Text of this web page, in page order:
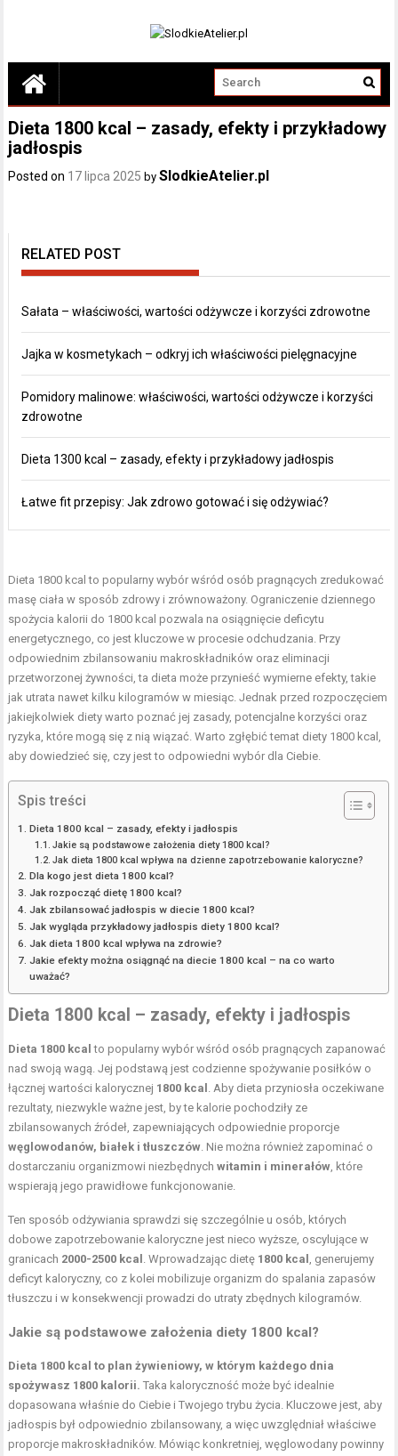
Dieta 1800 kcal – zasady, efekty i przykładowy
jadłospis
Posted on 17 lipca 2025 bySlodkieAtelier.pl
RELATED POST
Sałata – właściwości, wartości odżywcze i korzyści zdrowotne
Jajka w kosmetykach – odkryj ich właściwości pielęgnacyjne
Pomidory malinowe: właściwości, wartości odżywcze i korzyści
zdrowotne
Dieta 1300 kcal – zasady, efekty i przykładowy jadłospis
Łatwe fit przepisy: Jak zdrowo gotować i się odżywiać?
Dieta 1800 kcal to popularny wybór wśród osób pragnących zredukować
masę ciała w sposób zdrowy i zrównoważony. Ograniczenie dziennego
spożycia kalorii do 1800 kcal pozwala na osiągnięcie deficytu
energetycznego, co jest kluczowe w procesie odchudzania. Przy
odpowiednim zbilansowaniu makroskładników oraz eliminacji
przetworzonej żywności, ta dieta może przynieść wymierne efekty, takie
jak utrata nawet kilku kilogramów w miesiąc. Jednak przed rozpoczęciem
jakiejkolwiek diety warto poznać jej zasady, potencjalne korzyści oraz
ryzyka, które mogą się z nią wiązać. Warto zgłębić temat diety 1800 kcal,
aby dowiedzieć się, czy jest to odpowiedni wybór dla Ciebie.
Spis treści
Dieta 1800 kcal – zasady, efekty i jadłospis
Jakie są podstawowe założenia diety 1800 kcal?
Jak dieta 1800 kcal wpływa na dzienne zapotrzebowanie kaloryczne?
Dla kogo jest dieta 1800 kcal?
Jak rozpocząć dietę 1800 kcal?
Jak zbilansować jadłospis w diecie 1800 kcal?
Jak wygląda przykładowy jadłospis diety 1800 kcal?
Jak dieta 1800 kcal wpływa na zdrowie?
Jakie efekty można osiągnąć na diecie 1800 kcal – na co warto
uważać?
Dieta 1800 kcal – zasady, efekty i jadłospis
Dieta 1800 kcal to popularny wybór wśród osób pragnących zapanować
nad swoją wagą. Jej podstawą jest codzienne spożywanie posiłków o
łącznej wartości kalorycznej 1800 kcal . Aby dieta przyniosła oczekiwane
rezultaty, niezwykle ważne jest, by te kalorie pochodziły ze
zbilansowanych źródeł, zapewniających odpowiednie proporcje
węglowodanów, białek i tłuszczów. Nie można również zapominać o
dostarczaniu organizmowi niezbędnychwitamin i minerałów, które
wspierają jego prawidłowe funkcjonowanie.
Ten sposób odżywiania sprawdzi się szczególnie u osób, których
dobowe zapotrzebowanie kaloryczne jest nieco wyższe, oscylujące w
granicach 2000-2500 kcal . Wprowadzając dietę 1800 kcal , generujemy
deficyt kaloryczny, co z kolei mobilizuje organizm do spalania zapasów
tłuszczu i w konsekwencji prowadzi do utraty zbędnych kilogramów.
Jakie są podstawowe założenia diety 1800 kcal?
Dieta 1800 kcal to plan żywieniowy, w którym każdego dnia
spożywasz 1800 kalorii. Taka kaloryczność może być idealnie
dopasowana właśnie do Ciebie i Twojego trybu życia. Kluczowe jest, aby
jadłospis był odpowiednio zbilansowany, a więc uwzględniał właściwe
proporcje makroskładników. Mówiąc konkretniej, węglowodany powinny